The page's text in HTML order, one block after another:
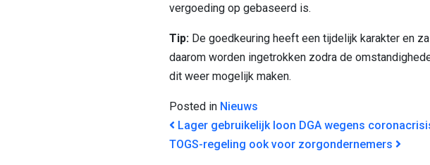
vergoeding op gebaseerd is.
Tip:De goedkeuring heeft een tijdelijk karakter en
daarom worden ingetrokken zodra de
dit weer mogelijk maken.
Posted in Nieuws
BERICHT NAVIGATIE
Lager gebruikelijk loon DGA wegens
TOGS-regeling ook voor zorgondernemers